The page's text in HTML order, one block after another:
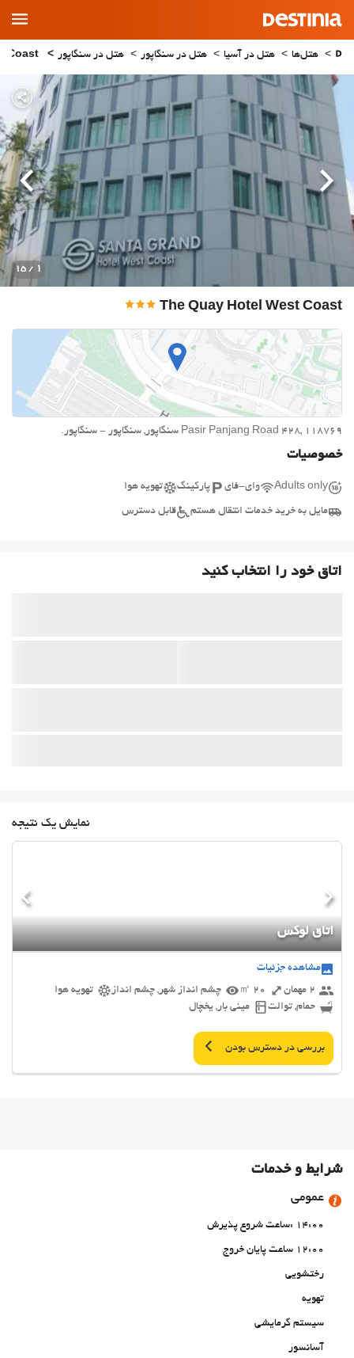
Main
Menu
هتل‌ها هتل در آسیا هتل در سنگاپور هتل در سنگاپور
The Quay Hotel West Coast
1
/ 15
قبلی بعدی
Pasir Panjang Road 428, 118769 سنگاپور, سنگاپور - سنگاپور.
خصوصیات
Adults only وای-فای پارکینگ تهویه هوا
مایل به خرید خدمات انتقال هستم قابل دسترس
اتاق خود را انتخاب کنید
نمایش یک نتیجه
اتاق لوکس
مشاهده جزئیات
2 مهمان
20 ㎡ چشم انداز شهر, چشم انداز
تهویه هوا
حمام, توالت
مینی بار, یخچال
بررسی در دسترس بودن
شرایط و خدمات
عمومی
14:00 :ساعت شروع پذیرش
12:00 ساعت پایان خروج
رختشویی
تهویه
سیستم گرمایشی
آسانسور